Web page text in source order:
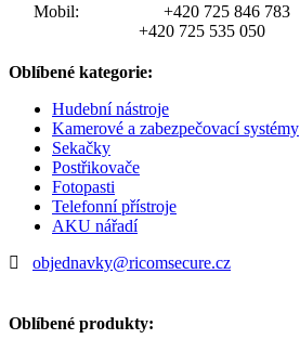
Mobil:
+420 725 846 783
+420 725 535 050
Oblíbené kategorie:
Hudební nástroje
Kamerové a zabezpečovací systémy
Sekačky
Postřikovače
Fotopasti
Telefonní přístroje
AKU nářadí
objednavky@ricomsecure.cz
Oblíbené produkty: